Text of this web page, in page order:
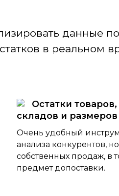
данные
в реальном
Остатки
складов и размеров
Очень удобный
анализа конкурентов,
собственных продаж, в
предмет допоставки.